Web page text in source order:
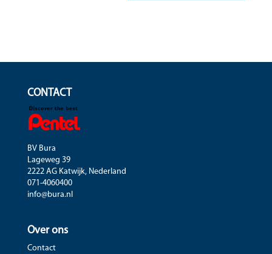
CONTACT
BV Bura
Lageweg 39
2222 AG Katwijk, Nederland
071-4060400
info@bura.nl
Over ons
Contact